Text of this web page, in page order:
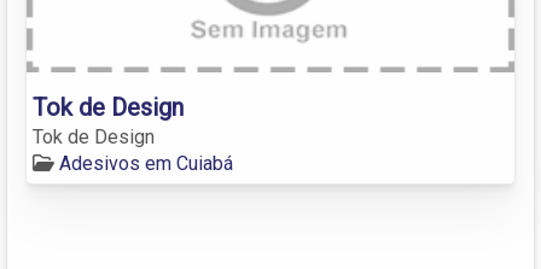
Tok de Design
Tok de Design
Adesivos em Cuiabá